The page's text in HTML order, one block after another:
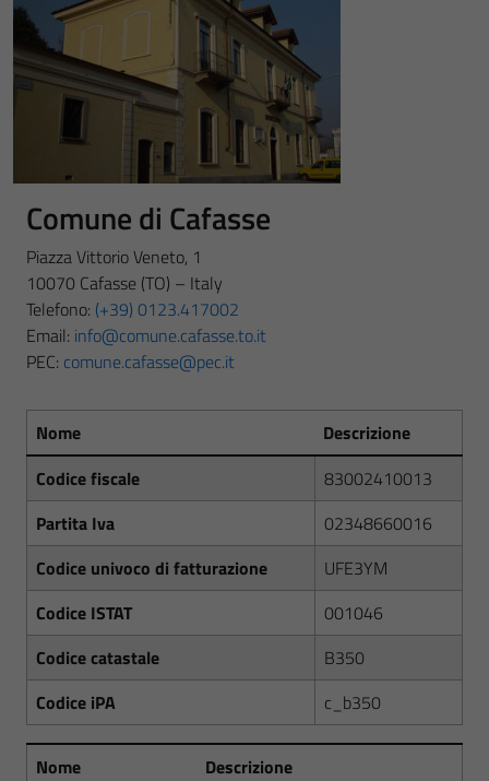
Comune di Cafasse
Piazza Vittorio Veneto, 1
10070 Cafasse (TO) – Italy
Telefono: (+39) 0123.417002
Email: info@comune.cafasse.to.it
PEC: comune.cafasse@pec.it
Nome
Descrizione
Codice fiscale
83002410013
Partita Iva
02348660016
Codice univoco di fatturazione
UFE3YM
Codice ISTAT
001046
Codice catastale
B350
Codice iPA
c_b350
Nome
Descrizione